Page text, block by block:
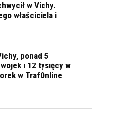
w Vichy.
właściciela i
ponad 5
i 12 tysięcy w
w TrafOnline